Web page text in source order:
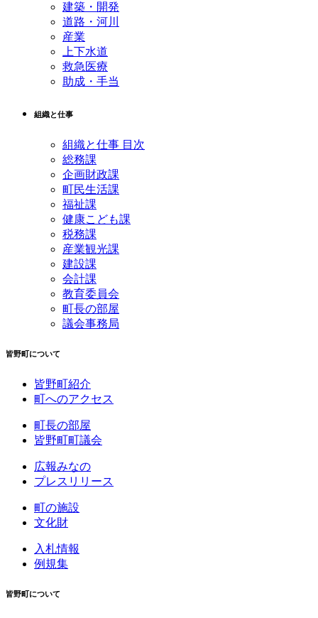
建築・開発
道路・河川
産業
上下水道
救急医療
助成・手当
組織と仕事
組織と仕事 目次
総務課
企画財政課
町民生活課
福祉課
健康こども課
税務課
産業観光課
建設課
会計課
教育委員会
町長の部屋
議会事務局
皆野町について
皆野町紹介
町へのアクセス
町長の部屋
皆野町町議会
広報みなの
プレスリリース
町の施設
文化財
入札情報
例規集
皆野町について